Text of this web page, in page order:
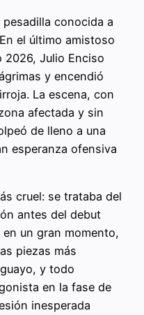
pesadilla conocida a
el último amistoso
2026, Julio Enciso
y encendió
La escena, con
afectada y sin
de lleno a una
esperanza ofensiva
cruel: se trataba del
antes del debut
un gran momento,
piezas más
y todo
en la fase de
inesperada